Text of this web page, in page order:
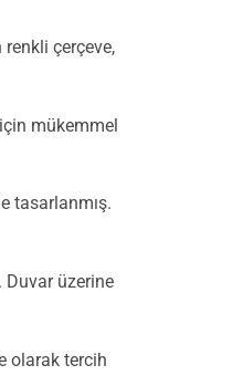
çerçeve,
mükemmel
tasarlanmış.
Duvar üzerine
olarak tercih